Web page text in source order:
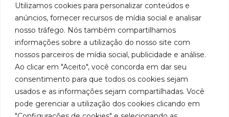
Utilizamos cookies para personalizar conteúdos e
anúncios, fornecer recursos de mídia social e analisar
nosso tráfego. Nós também compartilhamos
informações sobre a utilização do nosso site com
nossos parceiros de mídia social, publicidade e análise.
Ao clicar em "Aceito", você concorda em dar seu
consentimento para que todos os cookies sejam
usados e as informações sejam compartilhadas. Você
pode gerenciar a utilização dos cookies clicando em
Marca
líder
en
fabricación
de
equipos
para
lubricación
abastecimiento
Políticas
de
privacidad
Políticas
de
cookies
Institucional
Institucional
Centros de
Servicio
Autorizados
Sea un
Representante
Trabaje con
Ubicación
Rua
931 – Anexo
Anita
Franchini,
50/96
Bairro: Santa
Terezinha
São Bernardo
Redes
sociales
LinkedIn
Instagram